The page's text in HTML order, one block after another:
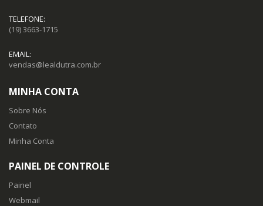
TELEFONE:
(19) 3663-1715
EMAIL:
vendas@lealdutra.com.br
MINHA CONTA
Sobre Nós
Contato
Minha Conta
PAINEL DE CONTROLE
Painel
Webmail